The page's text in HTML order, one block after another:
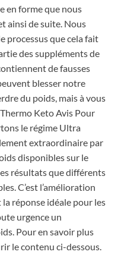
en forme que nous
ainsi de suite. Nous
processus que cela fait
des suppléments de
de fausses
blesser notre
du poids, mais à vous
Keto Avis Pour
le régime Ultra
extraordinaire par
disponibles sur le
résultats que différents
C’est l’amélioration
la réponse idéale pour les
urgence un
Pour en savoir plus
le contenu ci-dessous.